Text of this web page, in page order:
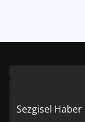
Sezgisel Haber